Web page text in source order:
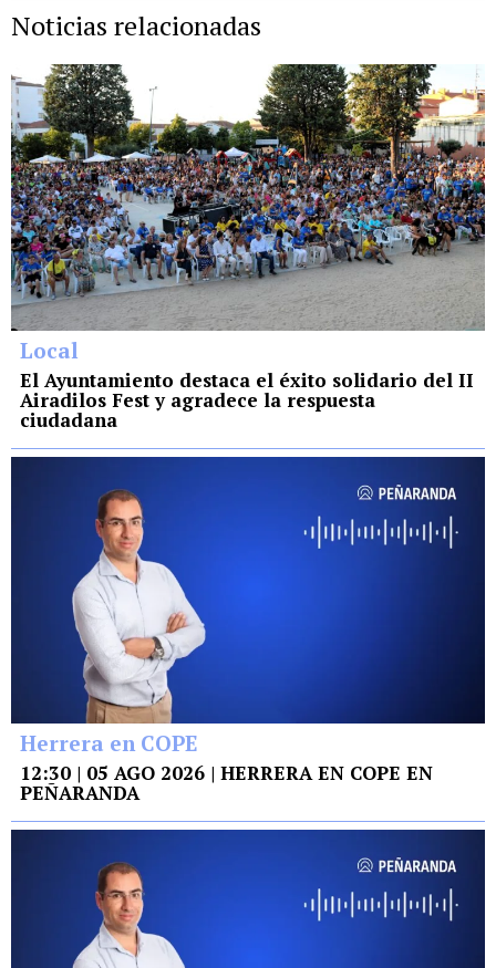
Noticias relacionadas
Local
El Ayuntamiento destaca el éxito solidario del II
Airadilos Fest y agradece la respuesta
ciudadana
Herrera en COPE
12:30 | 05 AGO 2026 | HERRERA EN COPE EN
PEÑARANDA